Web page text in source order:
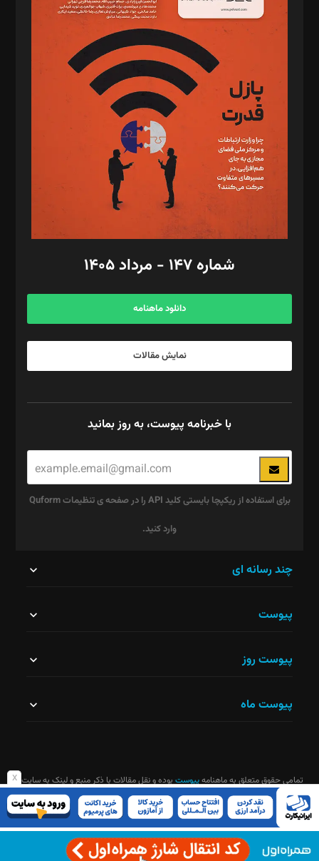
x
د‌بیر حقوق فناوری: حسام‌الدین ایپکچی
د‌بیر پیوست جهان: مینا پاکدل
د‌بیر تحریریه آنلاین: بابک نقاش
تحریریه‌: مجتبی محمود‌ی، آرش برهمند، یسنا امان‌پور، سروش کرمیان،
مصطفی مسجدی آرانی، ابوالفضل رجبی، زهرا فکرانه، فائزه فتحی
رستمی،مصطفی باستان
ویرایش: نگار استاد‌‌آقا
طراح یونیفرم: مجید توکلی
فیلمبرداری و عکاسی: امیر شفیعی، مانی لطفی زاده
گرافیک و صفحه‌آرایی: سید‌سبحان‌علی ثابت
مد‌یر توسعه تجاری: کامبیز برید‌
امور مالی: شاپور رهبری، محمد‌ کاظمی‌نیا
آگهی و مشترکین: ۰۹۱۹۹۹۹۰۴۵۴
شماره ۱۴۷ - مرداد ۱۴۰۵
دانلود ماهنامه
نمایش مقالات
با خبرنامه پیوست، به روز بمانید
برای استفاده از ریکپچا بایستی کلید API را در صفحه ی تنظیمات Quform
وارد کنید.
نباید
شود.
چند رسانه ای
پیوست
پیوست روز
پیوست ماه
تمامی حقوق متعلق به ماهنامهپیوست بوده و نقل مقالات با ذکر منبع و لینک به سایت
ماهنامه آزاد است